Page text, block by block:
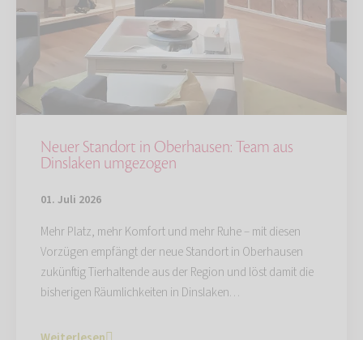
Neuer Standort in Oberhausen: Team aus
Dinslaken umgezogen
01. Juli 2026
Mehr Platz, mehr Komfort und mehr Ruhe – mit diesen
Vorzügen empfängt der neue Standort in Oberhausen
zukünftig Tierhaltende aus der Region und löst damit die
bisherigen Räumlichkeiten in Dinslaken…